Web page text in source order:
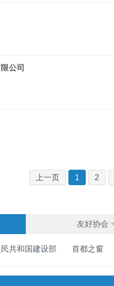
公司
上一页 1 2
友好协会
共和国建设部 首都之窗